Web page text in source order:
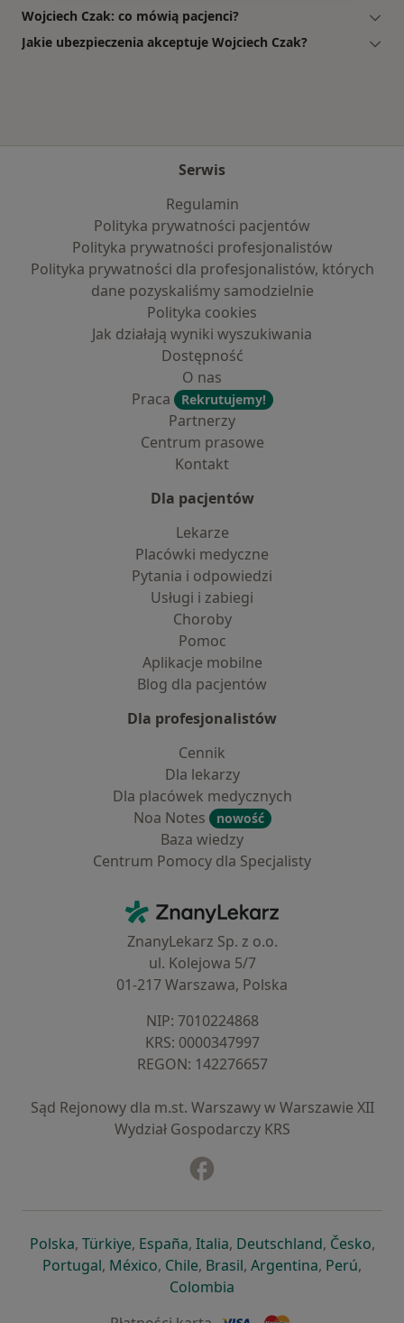
Wojciech Czak: co mówią pacjenci?
Jakie ubezpieczenia akceptuje Wojciech Czak?
Serwis
Regulamin
Polityka prywatności pacjentów
Polityka prywatności profesjonalistów
Polityka prywatności dla profesjonalistów, których
dane pozyskaliśmy samodzielnie
Polityka cookies
Jak działają wyniki wyszukiwania
Dostępność
O nas
Praca
Rekrutujemy!
Partnerzy
Centrum prasowe
Kontakt
Dla pacjentów
Lekarze
Placówki medyczne
Pytania i odpowiedzi
Usługi i zabiegi
Choroby
Pomoc
Aplikacje mobilne
Blog dla pacjentów
Dla profesjonalistów
Cennik
Dla lekarzy
Dla placówek medycznych
Noa Notes
nowość
Baza wiedzy
Centrum Pomocy dla Specjalisty
ZnanyLekarz - Strona główna
ZnanyLekarz Sp. z o.o.
ul. Kolejowa 5/7
01-217 Warszawa, Polska
NIP: ⁠7010224868
KRS: ⁠0000347997
REGON: ⁠142276657
Sąd Rejonowy dla m.st. Warszawy w Warszawie XII
Wydział Gospodarczy KRS
Polskaotwiera się w nowej karcie
, Türkiyeotwiera się w nowej karcie
, Españaotwiera się w nowej karcie
, Italiaotwiera się w nowej
, Deutschlandotwiera się
, Česko,
Portugalotwiera się w nowej karcie
, Méxicootwiera się w nowej karcie
, Chileotwiera się w nowej karcie
, Brasilotwiera się w nowej
, Argentinaotwiera się
, Perú,
Colombia